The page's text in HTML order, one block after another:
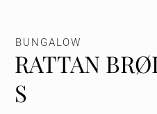
BUNGALOW
RATTAN
S